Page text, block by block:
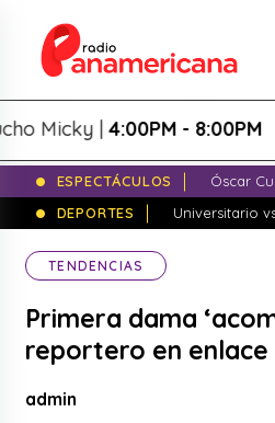
|4:00PM - 8:00PM
ESPECTÁCULOS
Óscar
DEPORTES
Universitario
TENDENCIAS
Primera dama
reportero en
admin